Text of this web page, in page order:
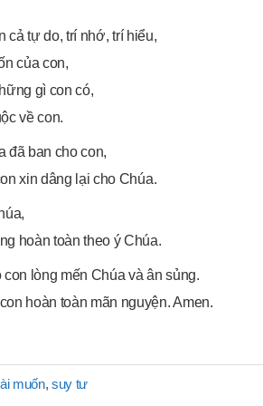
cả tự do, trí nhớ, trí hiểu,
của con,
gì con có,
về con.
đã ban cho con,
xin dâng lại cho Chúa.
hoàn toàn theo ý Chúa.
lòng mến Chúa và ân sủng.
hoàn toàn mãn nguyện. Amen.
muốn,suy tư